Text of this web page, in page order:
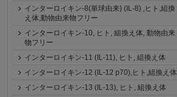
インターロイキン-8(単球由来) (IL-8) ,ヒト,組換
え体,動物由来物フリー
インターロイキン-10, ヒト, 組換え体, 動物由来
物フリー
インターロイキン-11 (IL-11), ヒト, 組換え体
インターロイキン-12 (IL-12 p70),ヒト,組換え体
インターロイキン-13 (IL-13), ヒト, 組換え体